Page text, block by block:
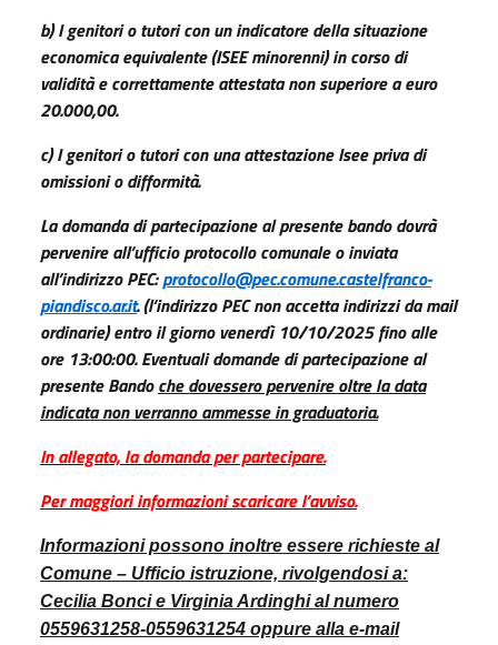
b) I genitori o tutori con un indicatore della situazione
economica equivalente (ISEE minorenni) in corso di
validità e correttamente attestata non superiore a euro
20.000,00.
c) I genitori o tutori con una attestazione Isee priva di
omissioni o difformità.
La domanda di partecipazione al presente bando dovrà
pervenire all’ufficio protocollo comunale o inviata
all’indirizzo PEC:protocollo@pec.comune.castelfranco-
piandisco.ar.it. (l’indirizzo PEC non accetta indirizzi da mail
ordinarie) entro il giorno venerdì 10/10/2025 fino alle
ore 13:00:00. Eventuali domande di partecipazione al
presente Bandoche dovessero pervenire oltre la data
indicata non verranno ammesse in graduatoria.
In allegato, la domanda per partecipare.
Per maggiori informazioni scaricare l’avviso.
Informazioni possono inoltre essere richieste al
Comune – Ufficio istruzione, rivolgendosi a:
Cecilia Bonci e Virginia Ardinghi al numero
0559631258-0559631254 oppure alla e-mail